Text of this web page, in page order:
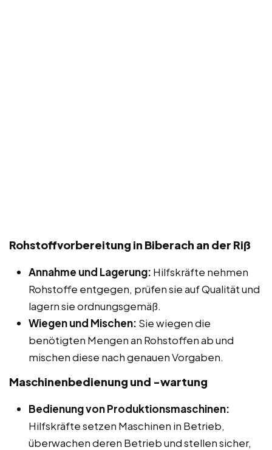
Rohstoffvorbereitung in Biberach an der Riß
Annahme und Lagerung: Hilfskräfte nehmen
Rohstoffe entgegen, prüfen sie auf Qualität und
lagern sie ordnungsgemäß.
Wiegen und Mischen: Sie wiegen die
benötigten Mengen an Rohstoffen ab und
mischen diese nach genauen Vorgaben.
Maschinenbedienung und -wartung
Bedienung von Produktionsmaschinen:
Hilfskräfte setzen Maschinen in Betrieb,
überwachen deren Betrieb und stellen sicher,